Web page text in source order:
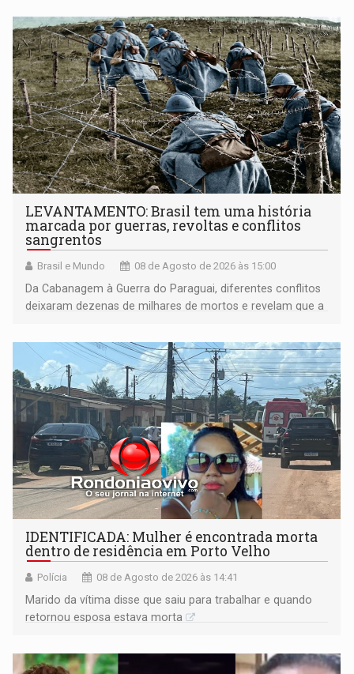
LEVANTAMENTO: Brasil tem uma história
marcada por guerras, revoltas e conflitos
sangrentos
Brasil e Mundo 08 de Agosto de 2026 às 15:00
Da Cabanagem à Guerra do Paraguai, diferentes conflitos
deixaram dezenas de milhares de mortos e revelam que a
territoriais e sociais
IDENTIFICADA: Mulher é encontrada morta
dentro de residência em Porto Velho
Polícia 08 de Agosto de 2026 às 14:41
Marido da vítima disse que saiu para trabalhar e quando
retornou esposa estava morta